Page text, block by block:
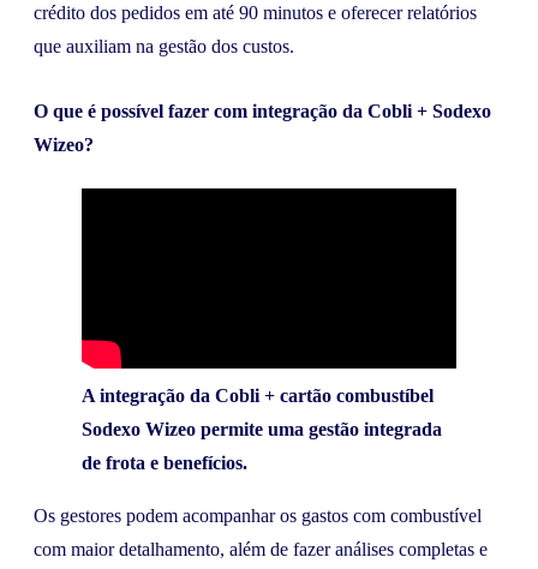
crédito dos pedidos em até 90 minutos e oferecer relatórios
que auxiliam na gestão dos custos.
O que é possível fazer com integração da Cobli + Sodexo
Wizeo?
A integração da Cobli + cartão combustíbel
Sodexo Wizeo permite uma gestão integrada
de frota e benefícios.
Os gestores podem acompanhar os gastos com combustível
com maior detalhamento, além de fazer análises completas e